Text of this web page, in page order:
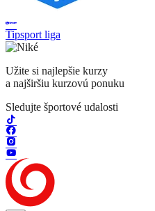
Tipsport liga
Užite si najlepšie kurzy
a najširšiu kurzovú ponuku
Sledujte športové udalosti